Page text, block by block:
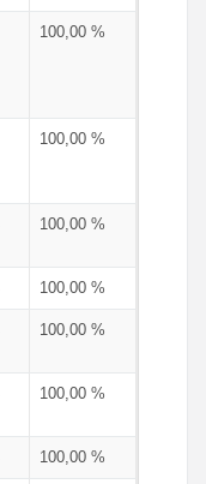
100,00 %
100,00 %
100,00 %
100,00 %
100,00 %
100,00 %
100,00 %